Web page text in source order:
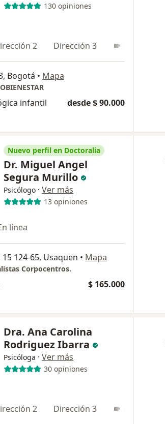
130 opiniones
2 Dirección 3
Bogotá • Mapa
infantil desde $ 90.000
Nuevo perfil en Doctoralia
Dr. Miguel Angel
Segura Murillo
Psicólogo · Ver más
13 opiniones
línea
124-65, Usaquen • Mapa
Corpocentros.
$ 165.000
Dra. Ana Carolina
Rodriguez Ibarra
Psicóloga · Ver más
30 opiniones
2 Dirección 3